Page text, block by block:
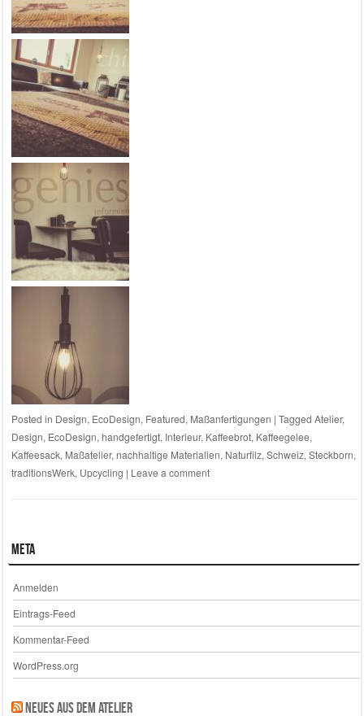
Posted in Design, EcoDesign, Featured, Maßanfertigungen | Tagged Atelier,
Design, EcoDesign, handgefertigt, Interieur, Kaffeebrot, Kaffeegelee,
Kaffeesack, Maßatelier, nachhaltige Materialien, Naturfilz, Schweiz, Steckborn,
traditionsWerk, Upcycling | Leave a comment
Meta
Anmelden
Eintrags-Feed
Kommentar-Feed
WordPress.org
Neues aus dem Atelier